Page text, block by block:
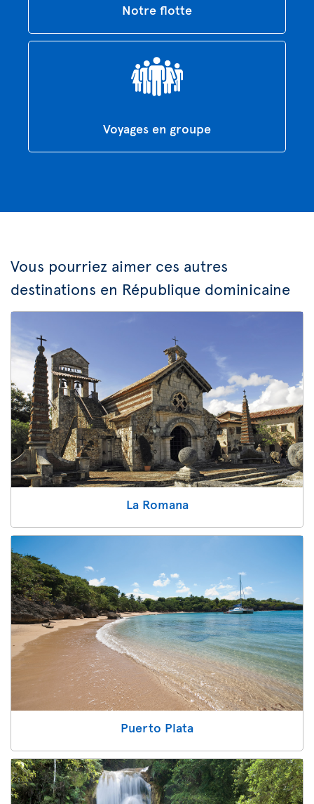
Notre flotte
Voyages en groupe
Vous pourriez aimer ces autres
destinations en République dominicaine
La Romana
Puerto Plata